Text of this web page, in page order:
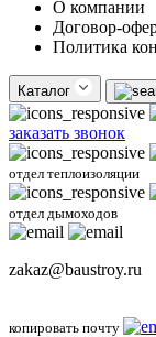
О компании
Договор-
Политика
Каталог
заказать звонок
отдел теплоизоляции
отдел дымоходов
zakaz@baustroy.ru
копировать почту